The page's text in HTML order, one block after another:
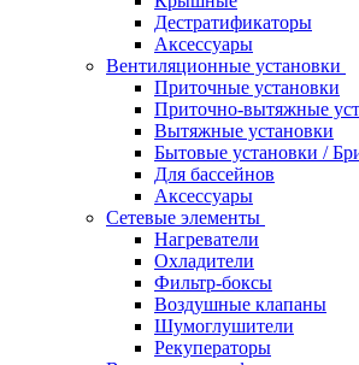
Дестратификаторы
Аксессуары
Вентиляционные установки
Приточные установки
Приточно-вытяжные
Вытяжные установки
Бытовые установки /
Для бассейнов
Аксессуары
Сетевые элементы
Нагреватели
Охладители
Фильтр-боксы
Воздушные клапаны
Шумоглушители
Рекуператоры